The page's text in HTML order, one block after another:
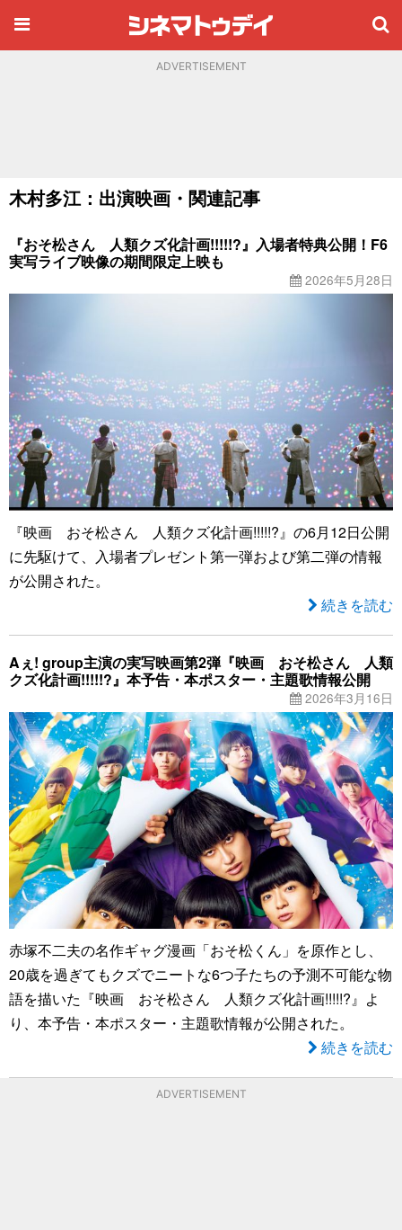
ADVERTISEMENT
木村多江：出演映画・関連記事
『おそ松さん 人類クズ化計画!!!!!?』入場者特典公開！F6
実写ライブ映像の期間限定上映も
2026年5月28日
『映画 おそ松さん 人類クズ化計画!!!!!?』の6月12日公開
に先駆けて、入場者プレゼント第一弾および第二弾の情報
が公開された。
続きを読む
Aぇ! group主演の実写映画第2弾『映画 おそ松さん 人類
クズ化計画!!!!!?』本予告・本ポスター・主題歌情報公開
2026年3月16日
赤塚不二夫の名作ギャグ漫画「おそ松くん」を原作とし、
20歳を過ぎてもクズでニートな6つ子たちの予測不可能な物
語を描いた『映画 おそ松さん 人類クズ化計画!!!!!?』よ
り、本予告・本ポスター・主題歌情報が公開された。
続きを読む
ADVERTISEMENT